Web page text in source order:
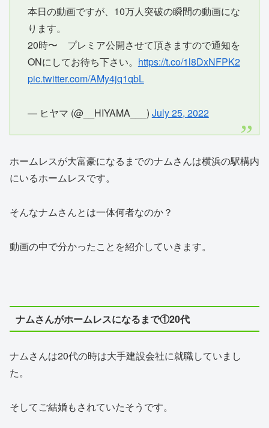
本日の動画ですが、10万人突破の瞬間の動画にな
ります。
20時〜 プレミア公開させて頂きますので通知を
ONにしてお待ち下さい。 https://t.co/1l8DxNFPK2
pic.twitter.com/AMy4jq1qbL
— ヒヤマ (@__HIYAMA___) July 25, 2022
ホームレスが大富豪になるまでのナムさんは横浜の駅構内
にいるホームレスです。
そんなナムさんとは一体何者なのか？
動画の中で分かったことを紹介していきます。
ナムさんがホームレスになるまで①20代
ナムさんは20代の時は大手建設会社に就職していまし
た。
そしてご結婚もされていたそうです。